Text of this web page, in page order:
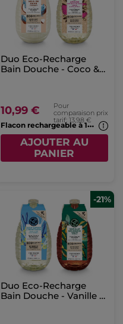
Duo Eco-Recharge
Bain Douche - Coco &
10,99 €
Pour
comparaison prix
tarif: 13,98 €F
lacon rechargeable à 1€*(7b)
AJOUTER AU
PANIER
-21%
Duo Eco-Recharge
Bain Douche - Vanille &